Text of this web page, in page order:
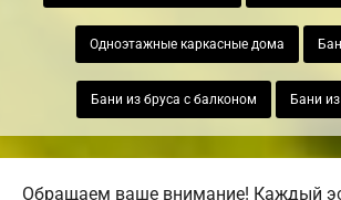
Одноэтажные каркасные дома
Бани из бруса с балконом Бани
Обращаем ваше внимание! Каждый